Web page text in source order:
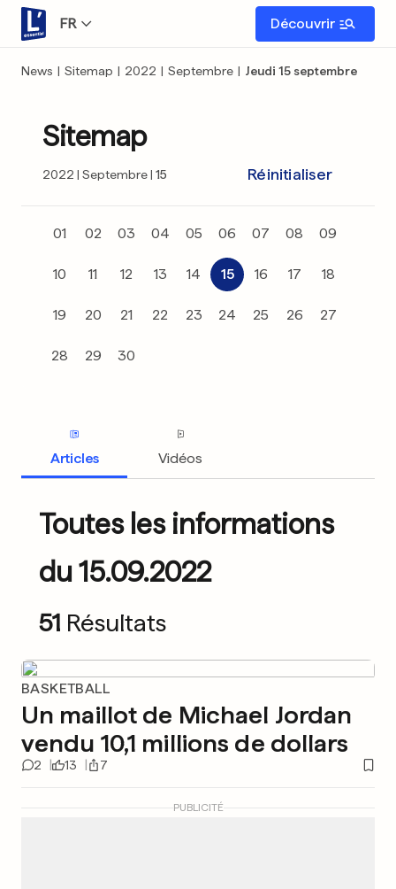
FR Découvrir
News | Sitemap | 2022 | Septembre | Jeudi 15 septembre
Sitemap
2022 Septembre 15 Réinitialiser
01 02 03 04 05 06 07 08 09
10 11 12 13 14 15 16 17 18
19 20 21 22 23 24 25 26 27
28 29 30
Articles Vidéos
Toutes les informations
du 15.09.2022
51 Résultats
BASKETBALL
Un maillot de Michael Jordan
vendu 10,1 millions de dollars
2 13 7
PUBLICITÉ